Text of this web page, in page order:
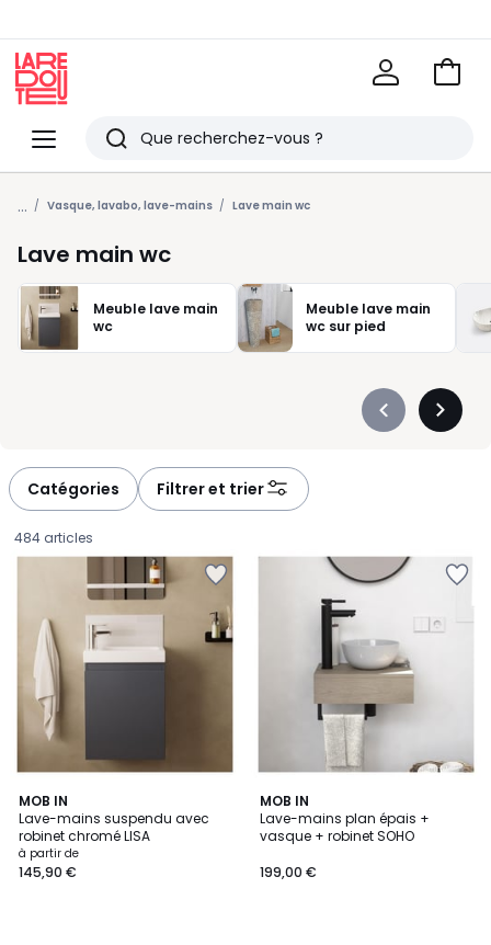
Menu
Redoute
Rechercher
Derniers
articles
vus
Voir
... Vasque, lavabo, lave-mains Lave main wc
Lave main wc
Meuble lave main
wc
Meuble lave main
wc sur pied
Précédent
Catégories Filtrer et trier
484 articles
MOB IN
Lave-mains suspendu avec
robinet chromé LISA
Prix
à
à partir de
145,90 €
14
Couleurs
MOB IN
Lave-mains plan épais +
vasque + robinet SOHO
199,00 €